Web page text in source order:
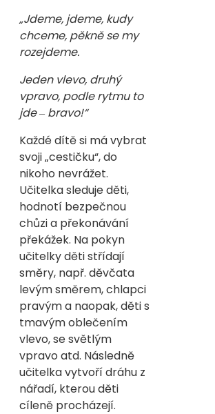
„Jdeme, jdeme, kudy
chceme, pěkně se my
rozejdeme.
Jeden vlevo, druhý
vpravo, podle rytmu to
jde ‒ bravo!“
Každé dítě si má vybrat
svoji „cestičku“, do
nikoho nevrážet.
Učitelka sleduje děti,
hodnotí bezpečnou
chůzi a překonávání
překážek. Na pokyn
učitelky děti střídají
směry, např. děvčata
levým směrem, chlapci
pravým a naopak, děti s
tmavým oblečením
vlevo, se světlým
vpravo atd. Následně
učitelka vytvoří dráhu z
nářadí, kterou děti
cíleně procházejí.